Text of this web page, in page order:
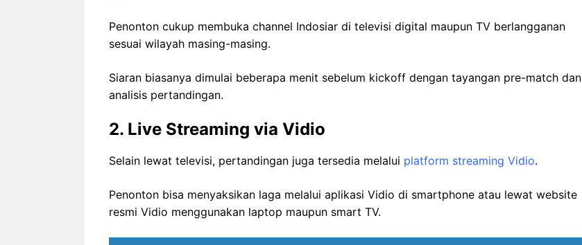
Penonton cukup membuka channel Indosiar di televisi digital maupun TV berlangganan
sesuai wilayah masing-masing.
Siaran biasanya dimulai beberapa menit sebelum kickoff dengan tayangan pre-match dan
analisis pertandingan.
2. Live Streaming via Vidio
Selain lewat televisi, pertandingan juga tersedia melalui platform streaming Vidio.
Penonton bisa menyaksikan laga melalui aplikasi Vidio di smartphone atau lewat website
resmi Vidio menggunakan laptop maupun smart TV.